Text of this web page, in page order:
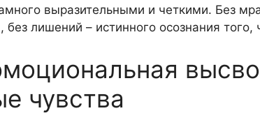
выразительными и четкими. Без
лишений – истинного осознания того,
чувства